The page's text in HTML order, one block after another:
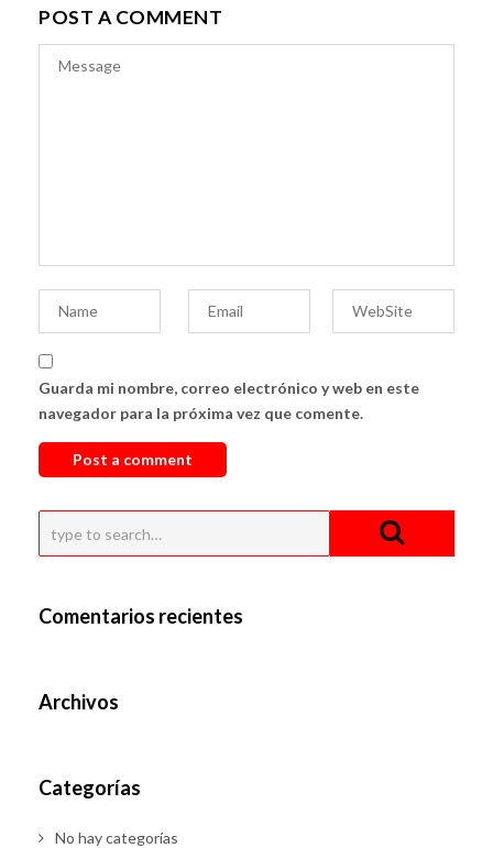
POST A COMMENT
Guarda mi nombre, correo electrónico y web en este
navegador para la próxima vez que comente.
Comentarios recientes
Archivos
Categorías
No hay categorías